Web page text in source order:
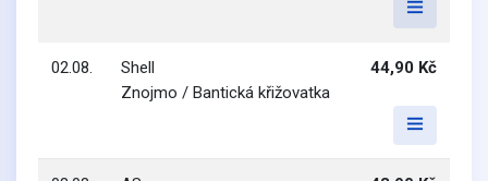
02.08.
Shell
Znojmo / Bantická křižovatka
44,90 Kč